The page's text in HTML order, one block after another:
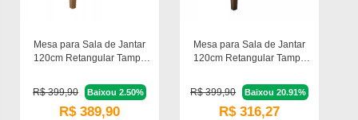
Mesa para Sala de Jantar
120cm Retangular Tampo
R$ 399,90
Baixou 2.50%
R$ 389,90
Mesa para Sala de Jantar
120cm Retangular Tampo
R$ 399,90
Baixou 20.91%
R$ 316,27